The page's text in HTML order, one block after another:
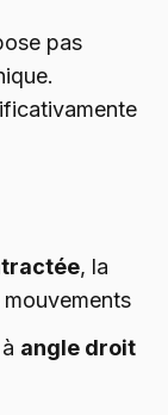
pas
, la
angle droit